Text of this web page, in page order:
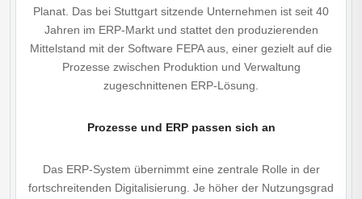
Planat. Das bei Stuttgart sitzende Unternehmen ist seit 40
Jahren im ERP-Markt und stattet den produzierenden
Mittelstand mit der Software FEPA aus, einer gezielt auf die
Prozesse zwischen Produktion und Verwaltung
zugeschnittenen ERP-Lösung.
Prozesse und ERP passen sich an
Das ERP-System übernimmt eine zentrale Rolle in der
fortschreitenden Digitalisierung. Je höher der Nutzungsgrad